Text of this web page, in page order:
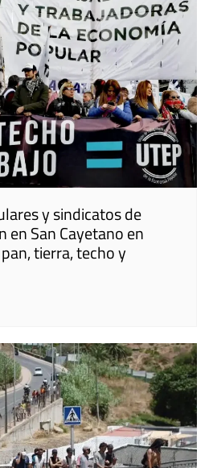
y sindicatos de
en San Cayetano en
tierra, techo y